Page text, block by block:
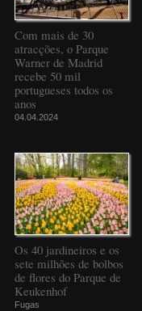
Com mais de 30
atracções, o Parque
Warner de Madrid
recebe 50 mil
portugueses todos os
anos
04.04.2024
Os 40 jardineiros e os
sete milhões de bolbos
de flores do Parque de
Keukenhof
Fugas